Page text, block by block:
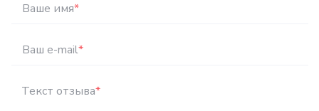
Ваше имя*
Ваш e-mail*
Текст отзыва*